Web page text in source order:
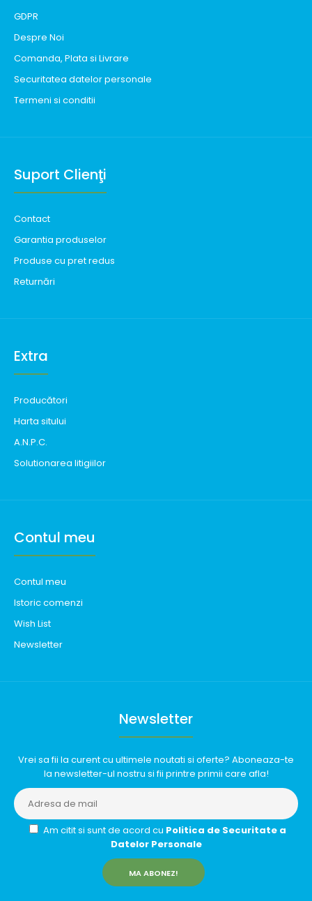
GDPR
Despre Noi
Comanda, Plata si Livrare
Securitatea datelor personale
Termeni si conditii
Suport Clienţi
Contact
Garantia produselor
Produse cu pret redus
Returnări
Extra
Producători
Harta sitului
A.N.P.C.
Solutionarea litigiilor
Contul meu
Contul meu
Istoric comenzi
Wish List
Newsletter
Newsletter
Vrei sa fii la curent cu ultimele noutati si oferte? Aboneaza-te
la newsletter-ul nostru si fii printre primii care afla!
Am citit si sunt de acord cu Politica de Securitate a
Datelor Personale
MA ABONEZ!